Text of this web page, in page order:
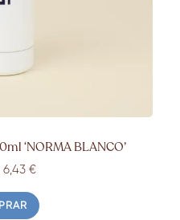
‘NORMA BLANCO’
6,43 €